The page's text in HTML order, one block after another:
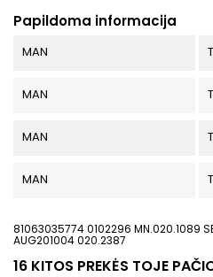
Papildoma informacija
MAN
MAN
MAN
MAN
81063035774 0102296 MN.020.1089
AUG201004 020.2387
16 KITOS PREKĖS TOJE